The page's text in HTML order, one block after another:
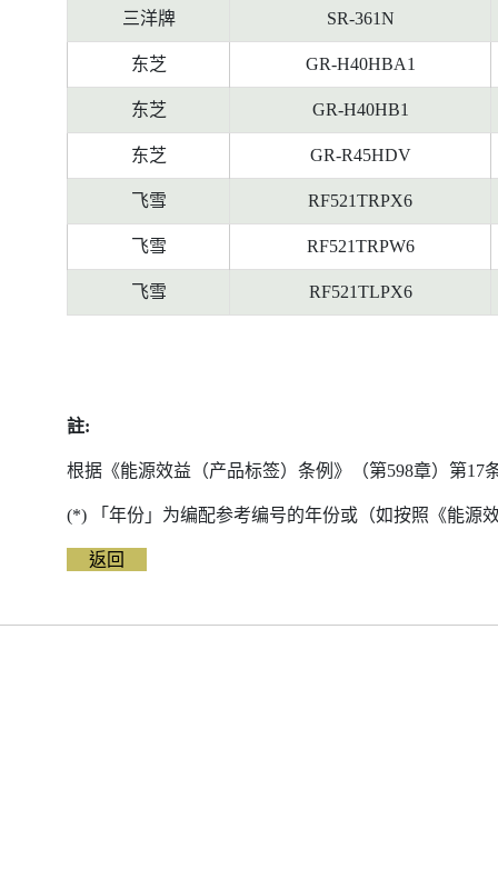
三洋牌 SR-361N
东芝 GR-H40HBA1
东芝 GR-H40HB1
东芝 GR-R45HDV
飞雪 RF521TRPX6
飞雪 RF521TRPW6
飞雪 RF521TLPX6
註:
根据《能源效益（产品标签）条例》（第598章）第
(*) 「年份」为编配参考编号的年份或（如按照《能源
返回